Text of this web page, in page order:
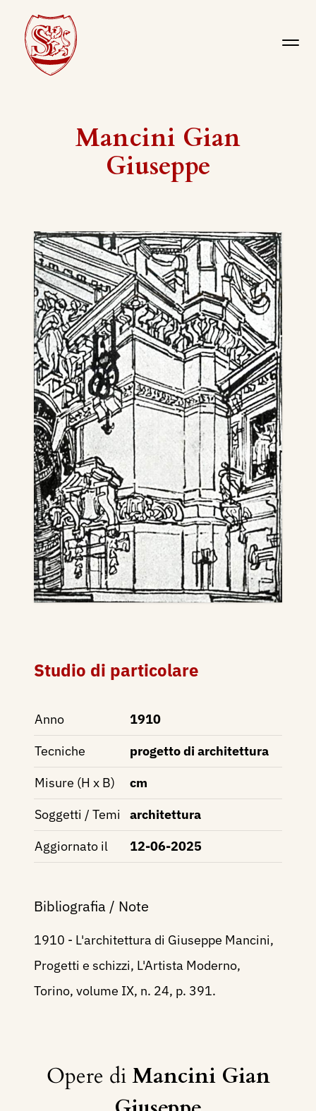
Mancini Gian
Giuseppe
Studio di particolare
Anno
1910
Tecniche
progetto di architettura
Misure (H x B)
cm
Soggetti / Temi
architettura
Aggiornato il
12-06-2025
Bibliografia / Note
1910 - L'architettura di Giuseppe Mancini,
Progetti e schizzi, L'Artista Moderno,
Torino, volume IX, n. 24, p. 391.
Opere diMancini Gian